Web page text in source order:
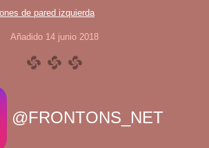
de pared izquierda
Añadido 14 junio 2018
@FRONTONS_NET